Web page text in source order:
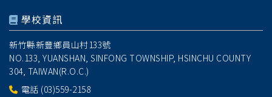
學校資訊
新竹縣新豐鄉員山村133號
NO.133, YUANSHAN, SINFONG TOWNSHIP, HSINCHU COUNTY
304, TAIWAN(R.O.C.)
電話 (03)559-2158